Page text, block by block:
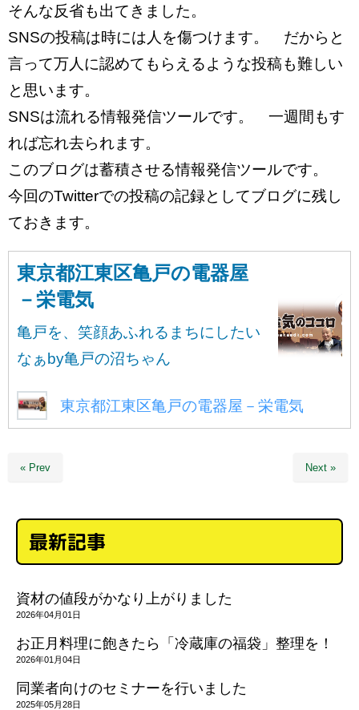
そんな反省も出てきました。
SNSの投稿は時には人を傷つけます。 だからと
言って万人に認めてもらえるような投稿も難しい
と思います。
SNSは流れる情報発信ツールです。 一週間もす
れば忘れ去られます。
このブログは蓄積させる情報発信ツールです。
今回のTwitterでの投稿の記録としてブログに残し
ておきます。
東京都江東区亀戸の電器屋
－栄電気
亀戸を、笑顔あふれるまちにしたい
なぁby亀戸の沼ちゃん
東京都江東区亀戸の電器屋－栄電気
« Prev Next »
最新記事
資材の値段がかなり上がりました
2026年04月01日
お正月料理に飽きたら「冷蔵庫の福袋」整理を！
2026年01月04日
同業者向けのセミナーを行いました
2025年05月28日